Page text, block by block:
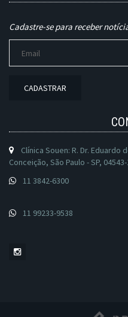
Cadastre-se para receber
CADASTRAR
Clínica Souen: R. Dr. Eduardo
Conceição, São Paulo - SP,
11 3842-6300
11 99233-9538